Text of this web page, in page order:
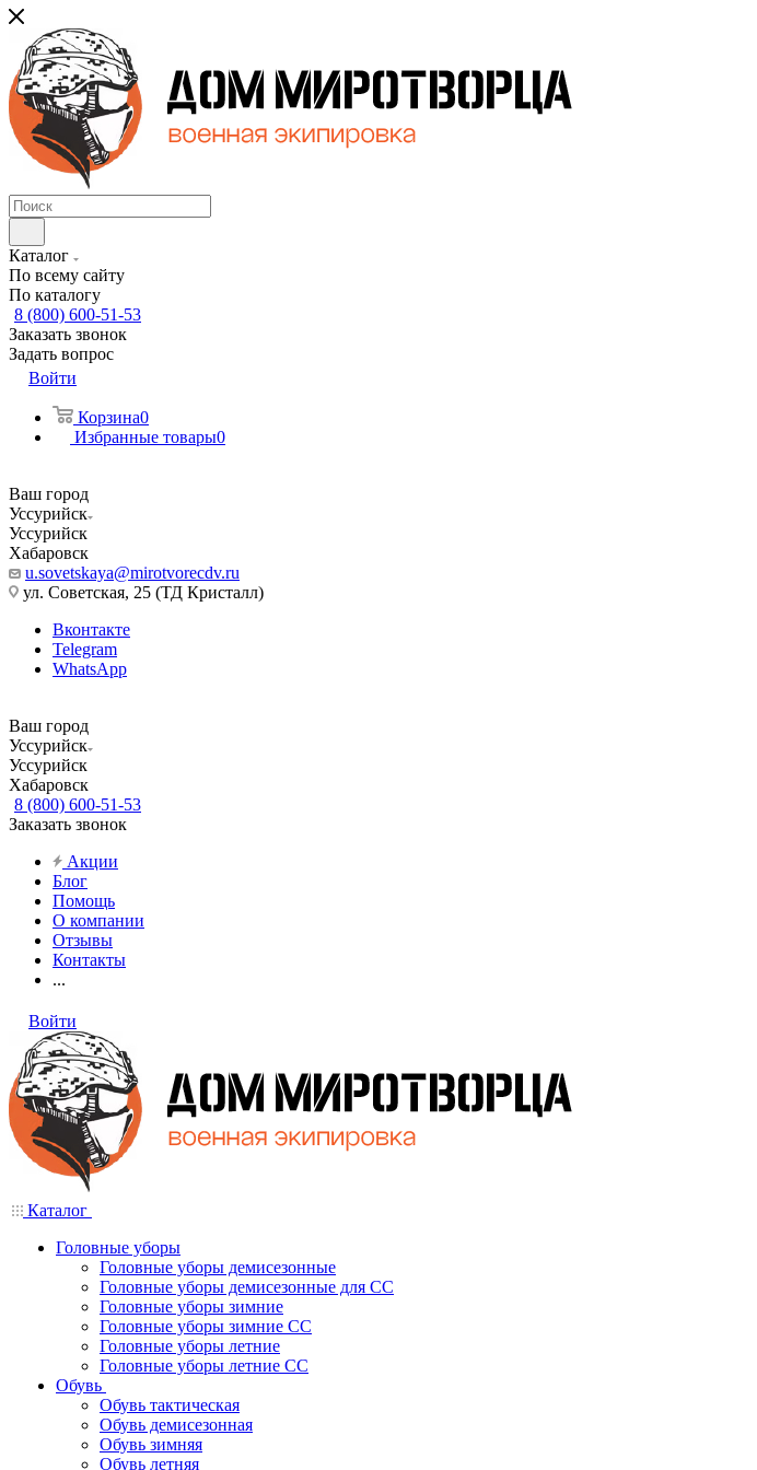
Каталог
По всему сайту
По каталогу
8 (800) 600-51-53
Заказать звонок
Задать вопрос
Войти
Корзина0
Избранные товары0
Ваш город
Уссурийск
Уссурийск
Хабаровск
u.sovetskaya@mirotvorecdv.ru
ул. Советская, 25 (ТД Кристалл)
Вконтакте
Telegram
WhatsApp
Ваш город
Уссурийск
Уссурийск
Хабаровск
8 (800) 600-51-53
Заказать звонок
Акции
Блог
Помощь
О компании
Отзывы
Контакты
...
Войти
Каталог
Головные уборы
Головные уборы демисезонные
Головные уборы демисезонные для СС
Головные уборы зимние
Головные уборы зимние СС
Головные уборы летние
Головные уборы летние СС
Обувь
Обувь тактическая
Обувь демисезонная
Обувь зимняя
Обувь летняя